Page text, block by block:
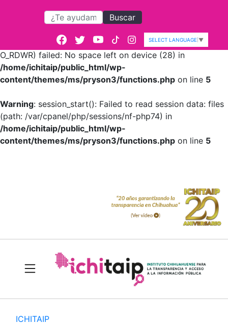
: session_start():
php74/sess_6a530e0d1f8a6120075b06e30bdd5b02,
O_RDWR) failed: No space left on device (28) in
/home/ichitaip/public_html/wp-
content/themes/ms/pryson3/functions.php on line 5
Warning: session_start(): Failed to read session data: files
(path: /var/cpanel/php/sessions/nf-php74) in
/home/ichitaip/public_html/wp-
content/themes/ms/pryson3/functions.php on line 5
Buscar
SELECT LANGUAGE ▼
ICHITAIP